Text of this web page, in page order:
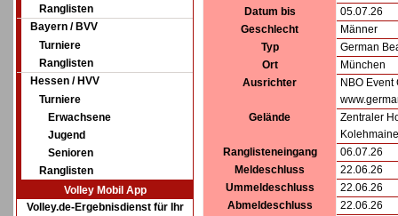
Ranglisten
Bayern / BVV
Turniere
Ranglisten
Hessen / HVV
Turniere
Erwachsene
Jugend
Senioren
Ranglisten
Volley Mobil App
Volley.de-Ergebnisdienst für Ihr
Datum bis
05.07.26
Geschlecht
Männer
Typ
German
Ort
München
Ausrichter
NBO
Gelände
Zentraler
Ranglisteneingang
06.07.26
Meldeschluss
22.06.26
Ummeldeschluss
22.06.26
Abmeldeschluss
22.06.26